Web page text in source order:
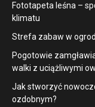
​Fototapeta leśna –
klimatu
Strefa zabaw w
Pogotowie
walki z uciążliwymi
Jak stworzyć
ozdobnym?